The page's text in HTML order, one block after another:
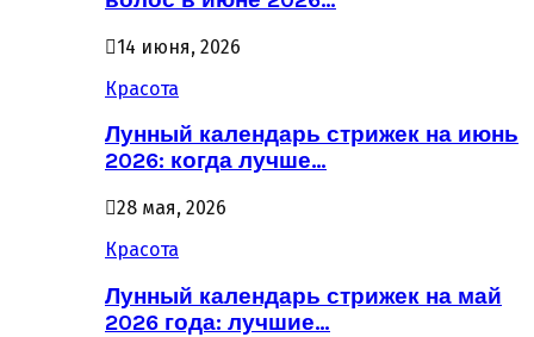
14 июня, 2026
Красота
Лунный календарь стрижек на июнь
2026: когда лучше…
28 мая, 2026
Красота
Лунный календарь стрижек на май
2026 года: лучшие…